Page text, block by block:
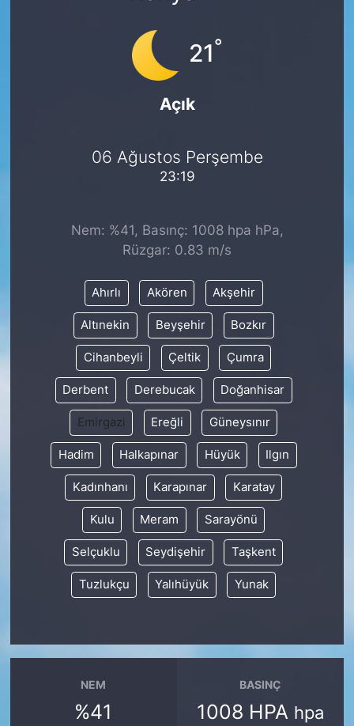
21°
Açık
06 Ağustos Perşembe
23:19
Nem: %41, Basınç: 1008 hpa hPa,
Rüzgar: 0.83 m/s
Ahırlı Akören Akşehir
Altınekin Beyşehir Bozkır
Cihanbeyli Çeltik Çumra
Derbent Derebucak Doğanhisar
Emirgazi Ereğli Güneysınır
Hadim Halkapınar Hüyük Ilgın
Kadınhanı Karapınar Karatay
Kulu Meram Sarayönü
Selçuklu Seydişehir Taşkent
Tuzlukçu Yalıhüyük Yunak
NEM
%41
BASINÇ
1008 HPA hpa